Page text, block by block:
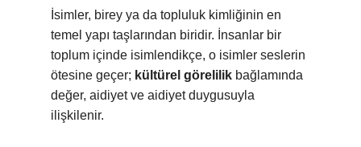
İsimler, birey ya da topluluk kimliğinin en
temel yapı taşlarından biridir. İnsanlar bir
toplum içinde isimlendikçe, o isimler seslerin
ötesine geçer; kültürel görelilik bağlamında
değer, aidiyet ve aidiyet duygusuyla
ilişkilenir.